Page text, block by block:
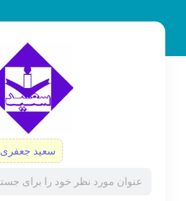
سعید جعفری